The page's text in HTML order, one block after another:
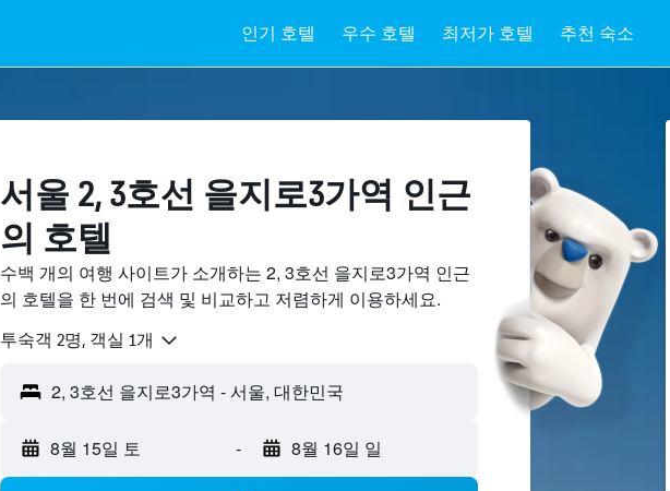
인기 호텔 우수 호텔 최저가 호텔 추천 숙소
서울 2, 3호선 을지로3가역 ​인근
의 호텔
수백 개의 여행 사이트가 소개하는 2, 3호선 을지로3가역 인근
의 호텔을 한 번에 검색 및 비교하고 저렴하게 이용하세요.
​투숙객 2​명, ​객실 1개
8월 15일 토 - 8월 16일 일